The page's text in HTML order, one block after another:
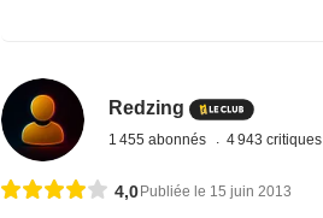
Redzing
1 455 abonnés 4 943 critiques
4,0Publiée le 15 juin 2013